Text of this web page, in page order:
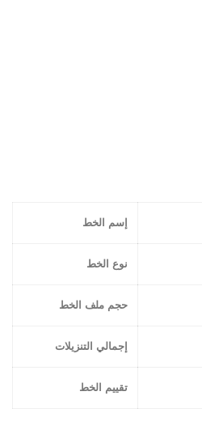
إسم الخط
نوع الخط
حجم ملف الخط
إجمالي التنزيلات
تقييم الخط